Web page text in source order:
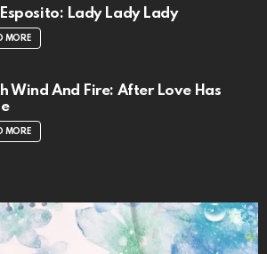
Lady Lady Lady
MORE
Wind And Fire: After Love Has
MORE